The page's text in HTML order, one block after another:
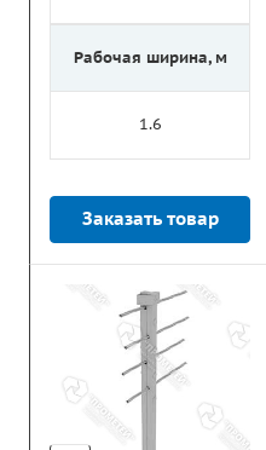
Рабочая ширина, м
1.6
Заказать товар